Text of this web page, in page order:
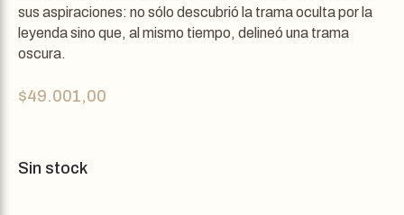
sus aspiraciones: no sólo descubrió la trama oculta por la
leyenda sino que, al mismo tiempo, delineó una trama
oscura.
$49.001,00
Sin stock